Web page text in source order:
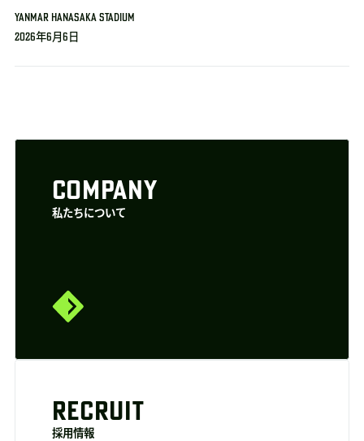
YANMAR HANASAKA STADIUM
2026年6月6日
COMPANY
私たちについて
RECRUIT
採用情報